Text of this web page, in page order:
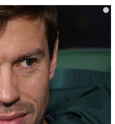
i